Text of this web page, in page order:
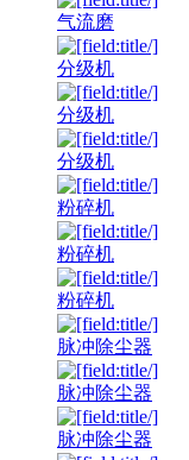
气流磨
分级机
分级机
分级机
粉碎机
粉碎机
粉碎机
脉冲除尘器
脉冲除尘器
脉冲除尘器